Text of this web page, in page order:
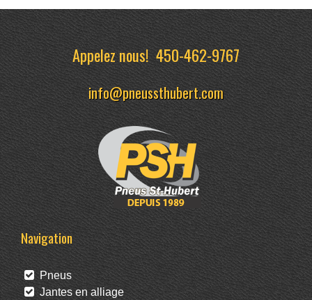
Appelez nous!450-462-9767
info@pneussthubert.com
Navigation
Pneus
Jantes en alliage